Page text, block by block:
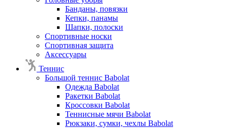
Банданы, повязки
Кепки, панамы
Шапки, полоски
Спортивные носки
Спортивная защита
Аксессуары
Теннис
Большой теннис Babolat
Одежда Babolat
Ракетки Babolat
Кроссовки Babolat
Теннисные мячи Babolat
Рюкзаки, сумки, чехлы Babolat